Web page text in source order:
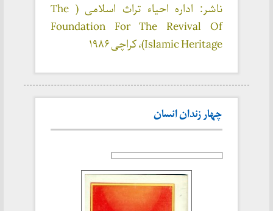
ناشر: اداره احیاء تراث اسلامی ( The
Foundation For The Revival Of
Islamic Heritage)، کراچی
۱۹۸۶
چهار زندان انسان